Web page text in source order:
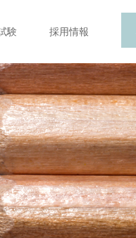
験 採用情報